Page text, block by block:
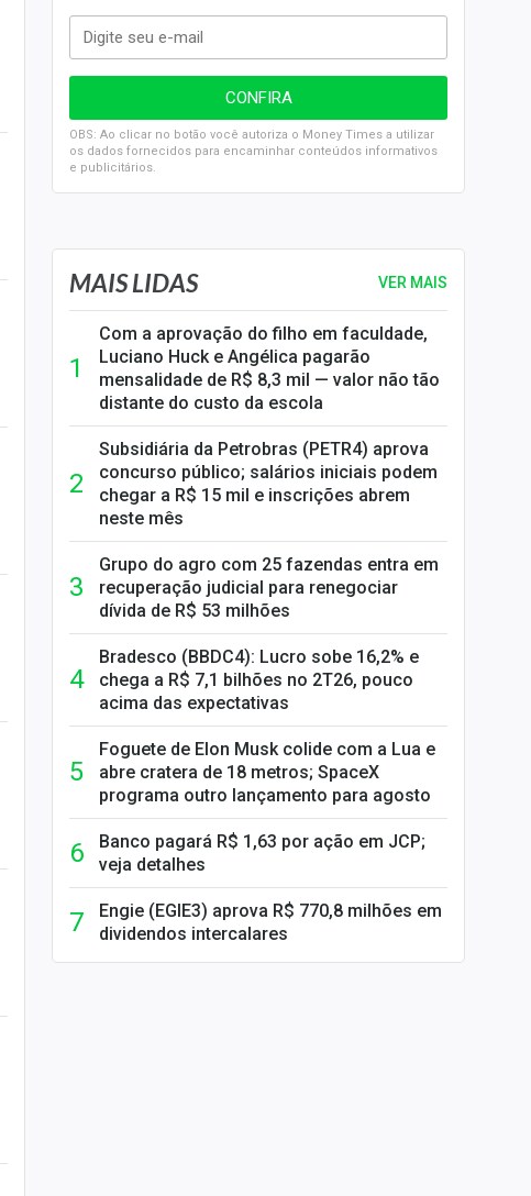
OBS: Ao clicar no botão você autoriza o Money Times a utilizar
os dados fornecidos para encaminhar conteúdos informativos
e publicitários.
SELIC em 14%: A repercussão da decisão sobre os JUROS
MAIS LIDAS VER MAIS
Com a aprovação do filho em faculdade,
Luciano Huck e Angélica pagarão
mensalidade de R$ 8,3 mil — valor não tão
distante do custo da escola
Subsidiária da Petrobras (PETR4) aprova
concurso público; salários iniciais podem
chegar a R$ 15 mil e inscrições abrem
neste mês
Grupo do agro com 25 fazendas entra em
recuperação judicial para renegociar
dívida de R$ 53 milhões
Bradesco (BBDC4): Lucro sobe 16,2% e
chega a R$ 7,1 bilhões no 2T26, pouco
acima das expectativas
Foguete de Elon Musk colide com a Lua e
abre cratera de 18 metros; SpaceX
programa outro lançamento para agosto
Banco pagará R$ 1,63 por ação em JCP;
veja detalhes
Engie (EGIE3) aprova R$ 770,8 milhões em
dividendos intercalares